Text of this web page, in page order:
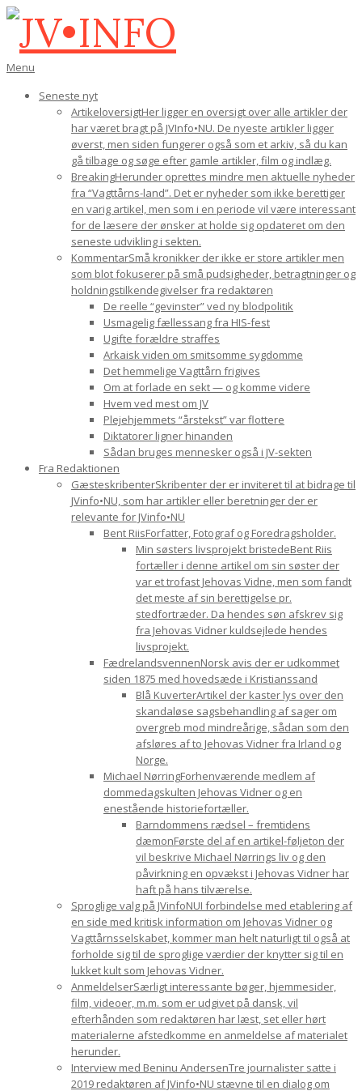
Gå
indhold
JV•INFO
Den
navigations-
Menu
Seneste nyt
ArtikeloversigtHer ligger en oversigt over alle artikler der
har været bragt på JVInfo•NU. De nyeste artikler ligger
øverst, men siden fungerer også som et arkiv, så du kan
gå tilbage og søge efter gamle artikler, film og indlæg.
BreakingHerunder oprettes mindre men aktuelle nyheder
fra “Vagttårns-land”. Det er nyheder som ikke berettiger
en varig artikel, men som i en periode vil være interessant
for de læsere der ønsker at holde sig opdateret om den
seneste udvikling i sekten.
KommentarSmå kronikker der ikke er store artikler men
som blot fokuserer på små pudsigheder, betragtninger og
holdningstilkendegivelser fra redaktøren
De reelle “gevinster” ved ny blodpolitik
Usmagelig fællessang fra HIS-fest
Ugifte forældre straffes
Arkaisk viden om smitsomme sygdomme
Det hemmelige Vagttårn frigives
Om at forlade en sekt — og komme videre
Hvem ved mest om JV
Plejehjemmets “årstekst” var flottere
Diktatorer ligner hinanden
Sådan bruges mennesker også i JV-sekten
Fra Redaktionen
GæsteskribenterSkribenter der er inviteret til at bidrage til
JVinfo•NU, som har artikler eller beretninger der er
relevante for JVinfo•NU
Bent RiisForfatter, Fotograf og Foredragsholder.
Min søsters livsprojekt bristedeBent Riis
fortæller i denne artikel om sin søster der
var et trofast Jehovas Vidne, men som fandt
det meste af sin berettigelse pr.
stedfortræder. Da hendes søn afskrev sig
fra Jehovas Vidner kuldsejlede hendes
livsprojekt.
FædrelandsvennenNorsk avis der er udkommet
siden 1875 med hovedsæde i Kristianssand
Blå KuverterArtikel der kaster lys over den
skandaløse sagsbehandling af sager om
overgreb mod mindreårige, sådan som den
afsløres af to Jehovas Vidner fra Irland og
Norge.
Michael NørringForhenværende medlem af
dommedagskulten Jehovas Vidner og en
enestående historiefortæller.
Barndommens rædsel – fremtidens
dæmonFørste del af en artikel-føljeton der
vil beskrive Michael Nørrings liv og den
påvirkning en opvækst i Jehovas Vidner har
haft på hans tilværelse.
Sproglige valg på JVinfoNUI forbindelse med etablering af
en side med kritisk information om Jehovas Vidner og
Vagttårnsselskabet, kommer man helt naturligt til også at
forholde sig til de sproglige værdier der knytter sig til en
lukket kult som Jehovas Vidner.
AnmeldelserSærligt interessante bøger, hjemmesider,
film, videoer, m.m. som er udgivet på dansk, vil
efterhånden som redaktøren har læst, set eller hørt
materialerne afstedkomme en anmeldelse af materialet
herunder.
Interview med Beninu AndersenTre journalister satte i
2019 redaktøren af JVinfo•NU stævne til en dialog om